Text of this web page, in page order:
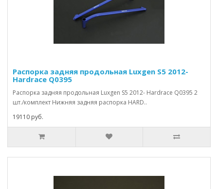
Распорка задняя продольная Luxgen S5 2012-
Hardrace Q0395
Распорка задняя продольная Luxgen S5 2012- Hardrace Q0395 2
шт./комплект Нижняя задняя распорка HARD..
19110 руб.